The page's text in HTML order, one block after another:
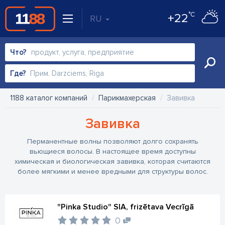
RU +22°C
Что?
Где?
1188 каталог компаний Парикмахерская Завивка
Завивка
Перманентные волны позволяют долго сохранять
вьющиеся волосы. В настоящее время доступны
химическая и биологическая завивка, которая считаются
более мягкими и менее вредными для структуры волос.
"Pinka Studio" SIA, frizētava Vecrīgā
0